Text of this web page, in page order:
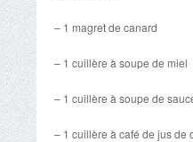
– 1 magret de canard
– 1 cuillère à soupe de miel
– 1 cuillère à soupe de
– 1 cuillère à café de jus de